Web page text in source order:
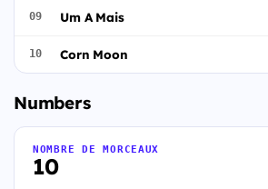
09 Um A Mais
10 Corn Moon
Numbers
10
NOMBRE DE MORCEAUX